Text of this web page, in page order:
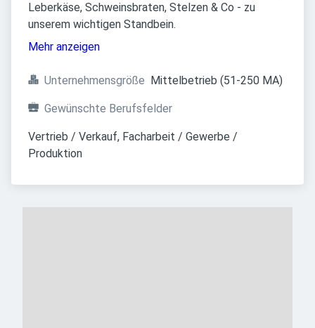
Leberkäse, Schweinsbraten, Stelzen & Co - zu
unserem wichtigen Standbein.
Mehr anzeigen
Unternehmensgröße Mittelbetrieb (51-250 MA)
Gewünschte Berufsfelder
Vertrieb / Verkauf, Facharbeit / Gewerbe /
Produktion